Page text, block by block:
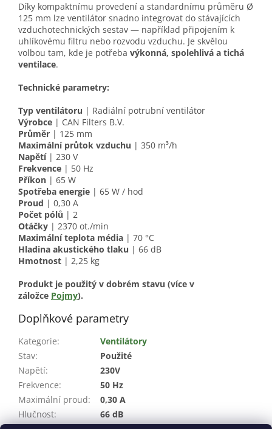
Díky kompaktnímu provedení a standardnímu průměru Ø
125 mm lze ventilátor snadno integrovat do stávajících
vzduchotechnických sestav — například připojením k
uhlíkovému filtru nebo rozvodu vzduchu. Je skvělou
volbou tam, kde je potřeba výkonná, spolehlivá a tichá
ventilace.
Technické parametry:
Typ ventilátoru | Radiální potrubní ventilátor
Výrobce | CAN Filters B.V.
Průměr | 125 mm
Maximální průtok vzduchu | 350 m³/h
Napětí| 230 V
Frekvence | 50 Hz
Příkon | 65 W
Spotřeba energie | 65 W / hod
Proud | 0,30 A
Počet pólů | 2
Otáčky | 2370 ot./min
Maximální teplota média | 70 °C
Hladina akustického tlaku | 66 dB
Hmotnost | 2,25 kg
Produkt je použitý v dobrém stavu (více v
záložce Pojmy).
Doplňkové parametry
Kategorie:
Ventilátory
Stav:
Použité
Napětí:
230V
Frekvence:
50 Hz
Maximální proud:
0,30 A
Hlučnost:
66 dB